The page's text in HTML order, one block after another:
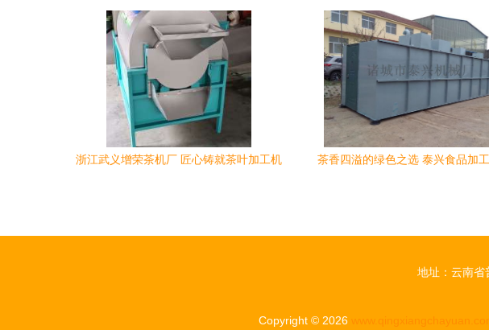
浙江武义增荣茶机厂 匠心铸就茶叶加工机
茶香四溢的绿色之选 泰兴食品加
地址：云南省
Copyright © 2026